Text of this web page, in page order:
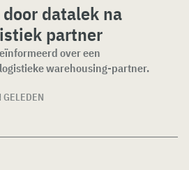
datalek na
partner
over een
warehousing-partner.
GELEDEN